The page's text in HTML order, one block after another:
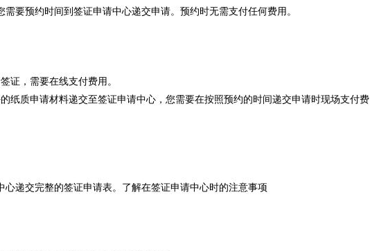
需要预约时间到签证申请中心递交申请。预约时无需支付任何费用。
证，需要在线支付费用。
纸质申请材料递交至签证申请中心，您需要在按照预约的时间递交申请时现场支付费
心递交完整的签证申请表。了解在签证申请中心时的注意事项